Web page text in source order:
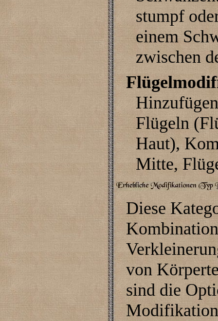
stumpf
einem
zwischen
Flügeln
Haut),
Mitte,
Diese
von
sind die